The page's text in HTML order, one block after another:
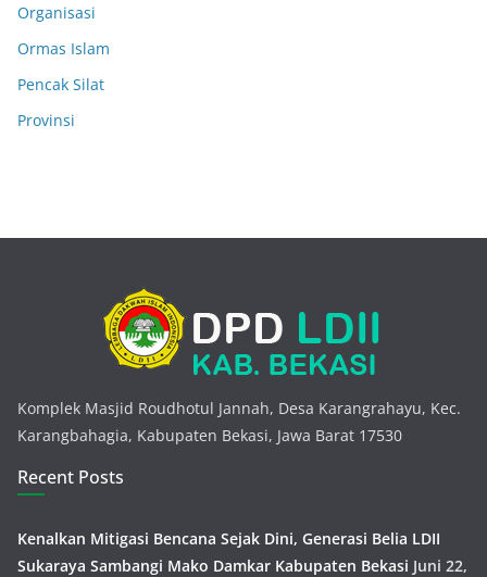
Organisasi
Ormas Islam
Pencak Silat
Provinsi
Komplek Masjid Roudhotul Jannah, Desa Karangrahayu, Kec.
Karangbahagia, Kabupaten Bekasi, Jawa Barat 17530
Recent Posts
Kenalkan Mitigasi Bencana Sejak Dini, Generasi Belia LDII
Sukaraya Sambangi Mako Damkar Kabupaten Bekasi Juni 22,